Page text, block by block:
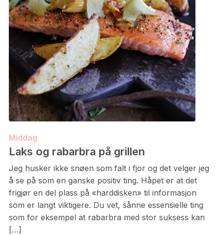
Middag
Laks og rabarbra på grillen
Jeg husker ikke snøen som falt i fjor og det velger jeg
å se på som en ganske positiv ting. Håpet er at det
frigjør en del plass på «harddisken» til informasjon
som er langt viktigere. Du vet, sånne essensielle ting
som for eksempel at rabarbra med stor suksess kan
[…]